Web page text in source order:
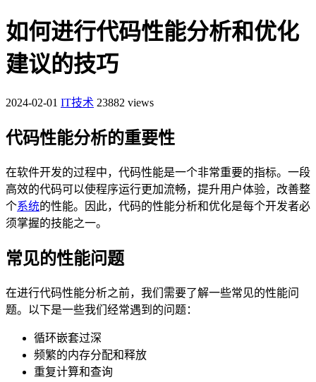
如何进行代码性能分析和优化
建议的技巧
2024-02-01 IT技术 23882 views
代码性能分析的重要性
在软件开发的过程中，代码性能是一个非常重要的指标。一段
高效的代码可以使程序运行更加流畅，提升用户体验，改善整
个系统的性能。因此，代码的性能分析和优化是每个开发者必
须掌握的技能之一。
常见的性能问题
在进行代码性能分析之前，我们需要了解一些常见的性能问
题。以下是一些我们经常遇到的问题：
循环嵌套过深
频繁的内存分配和释放
重复计算和查询